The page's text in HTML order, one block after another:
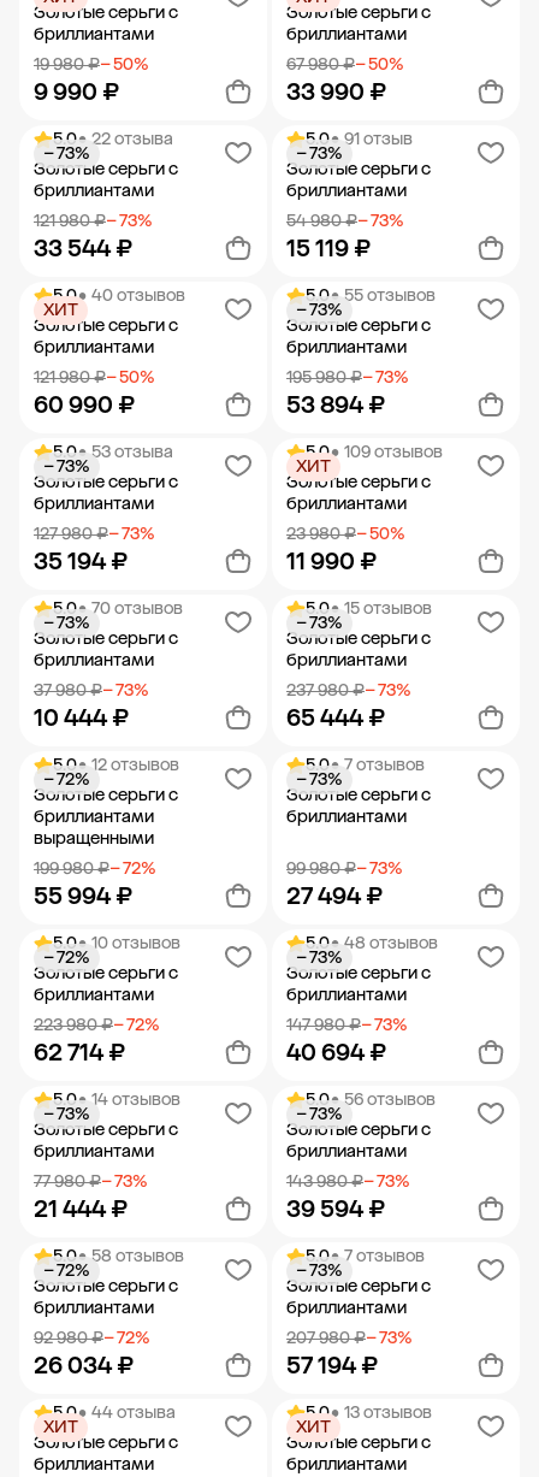
Золотые серьги с
бриллиантами
19 980 ₽− 50%
9 990 ₽
Добавить в корзину
Золотые серьги с
бриллиантами
67 980 ₽− 50%
33 990 ₽
Добавить в корзину
5.0• 22 отзыва
Золотые серьги с
бриллиантами
121 980 ₽− 73%
33 544 ₽
− 73%
Добавить в корзину
5.0• 91 отзыв
Золотые серьги с
бриллиантами
54 980 ₽− 73%
15 119 ₽
− 73%
Добавить в корзину
5.0• 40 отзывов
Золотые серьги с
бриллиантами
121 980 ₽− 50%
60 990 ₽
ХИТ
Добавить в корзину
5.0• 55 отзывов
Золотые серьги с
бриллиантами
195 980 ₽− 73%
53 894 ₽
− 73%
Добавить в корзину
5.0• 53 отзыва
Золотые серьги с
бриллиантами
127 980 ₽− 73%
35 194 ₽
− 73%
Добавить в корзину
5.0• 109 отзывов
Золотые серьги с
бриллиантами
23 980 ₽− 50%
11 990 ₽
ХИТ
Добавить в корзину
5.0• 70 отзывов
Золотые серьги с
бриллиантами
37 980 ₽− 73%
10 444 ₽
− 73%
Добавить в корзину
5.0• 15 отзывов
Золотые серьги с
бриллиантами
237 980 ₽− 73%
65 444 ₽
− 73%
Добавить в корзину
5.0• 12 отзывов
Золотые серьги с
бриллиантами
выращенными
199 980 ₽− 72%
55 994 ₽
− 72%
Добавить в корзину
5.0• 7 отзывов
Золотые серьги с
бриллиантами
99 980 ₽− 73%
27 494 ₽
− 73%
Добавить в корзину
5.0• 10 отзывов
Золотые серьги с
бриллиантами
223 980 ₽− 72%
62 714 ₽
− 72%
Добавить в корзину
5.0• 48 отзывов
Золотые серьги с
бриллиантами
147 980 ₽− 73%
40 694 ₽
− 73%
Добавить в корзину
5.0• 14 отзывов
Золотые серьги с
бриллиантами
77 980 ₽− 73%
21 444 ₽
− 73%
Добавить в корзину
5.0• 56 отзывов
Золотые серьги с
бриллиантами
143 980 ₽− 73%
39 594 ₽
− 73%
Добавить в корзину
5.0• 58 отзывов
Золотые серьги с
бриллиантами
92 980 ₽− 72%
26 034 ₽
− 72%
Добавить в корзину
5.0• 7 отзывов
Золотые серьги с
бриллиантами
207 980 ₽− 73%
57 194 ₽
− 73%
Добавить в корзину
5.0• 44 отзыва
Золотые серьги с
бриллиантами
ХИТ
5.0• 13 отзывов
Золотые серьги с
бриллиантами
ХИТ